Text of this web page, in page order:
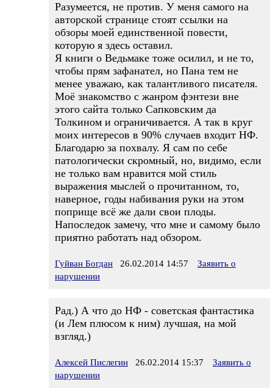
Разумеется, не против. У меня самого на
авторской странице стоят ссылки на
обзоры моей единственной повести,
которую я здесь оставил.
Я книги о Ведьмаке тоже осилил, и не то,
чтобы прям зафанател, но Пана тем не
менее уважаю, как талантливого писателя.
Моё знакомство с жанром фэнтези вне
этого сайта только Сапковским да
Толкином и ограничивается. А так в круг
моих интересов в 90% случаев входит НФ.
Благодарю за похвалу. Я сам по себе
патологически скромный, но, видимо, если
не только вам нравится мой стиль
выражения мыслей о прочитанном, то,
наверное, годы набивания руки на этом
поприще всё же дали свои плоды.
Напоследок замечу, что мне и самому было
приятно работать над обзором.
Гуйван Богдан 26.02.2014 14:57
Заявить о
нарушении
Рад.) А что до НФ - советская фантастика
(и Лем плюсом к ним) лучшая, на мой
взгляд.)
Алексей Пислегин 26.02.2014 15:37
Заявить о
нарушении